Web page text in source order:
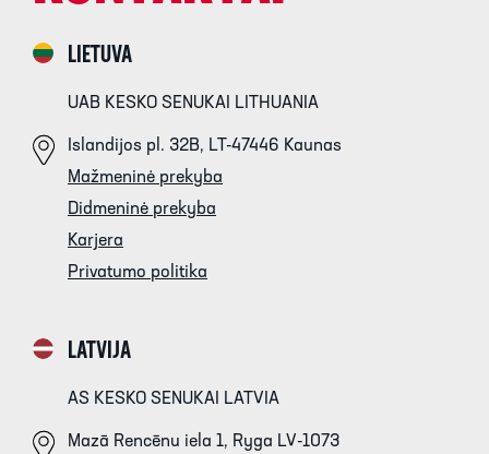
LIETUVA
UAB KESKO SENUKAI LITHUANIA
Islandijos pl. 32B, LT-47446 Kaunas
Mažmeninė prekyba
Didmeninė prekyba
Karjera
Privatumo politika
LATVIJA
AS KESKO SENUKAI LATVIA
Mazā Rencēnu iela 1, Ryga LV-1073